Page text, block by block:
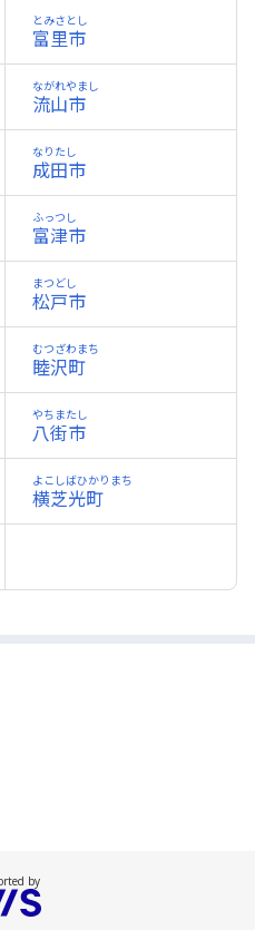
富里市
とみさとし
流山市
ながれやまし
成田市
なりたし
富津市
ふっつし
松戸市
まつどし
睦沢町
むつざわまち
八街市
やちまたし
横芝光町
よこしばひかりまち